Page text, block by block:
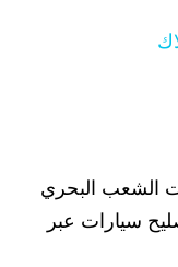
الشعب البحري
سيارات عبر